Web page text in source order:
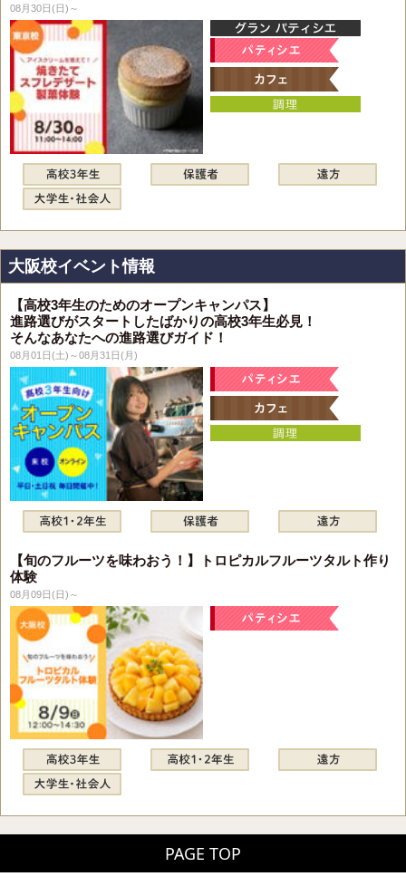
08月30日(日)～
大阪校イベント情報
【高校3年生のためのオープンキャンパス】
進路選びがスタートしたばかりの高校3年生必見！
そんなあなたへの進路選びガイド！
08月01日(土)～08月31日(月)
【旬のフルーツを味わおう！】トロピカルフルーツタルト作り
体験
08月09日(日)～
PAGE TOP